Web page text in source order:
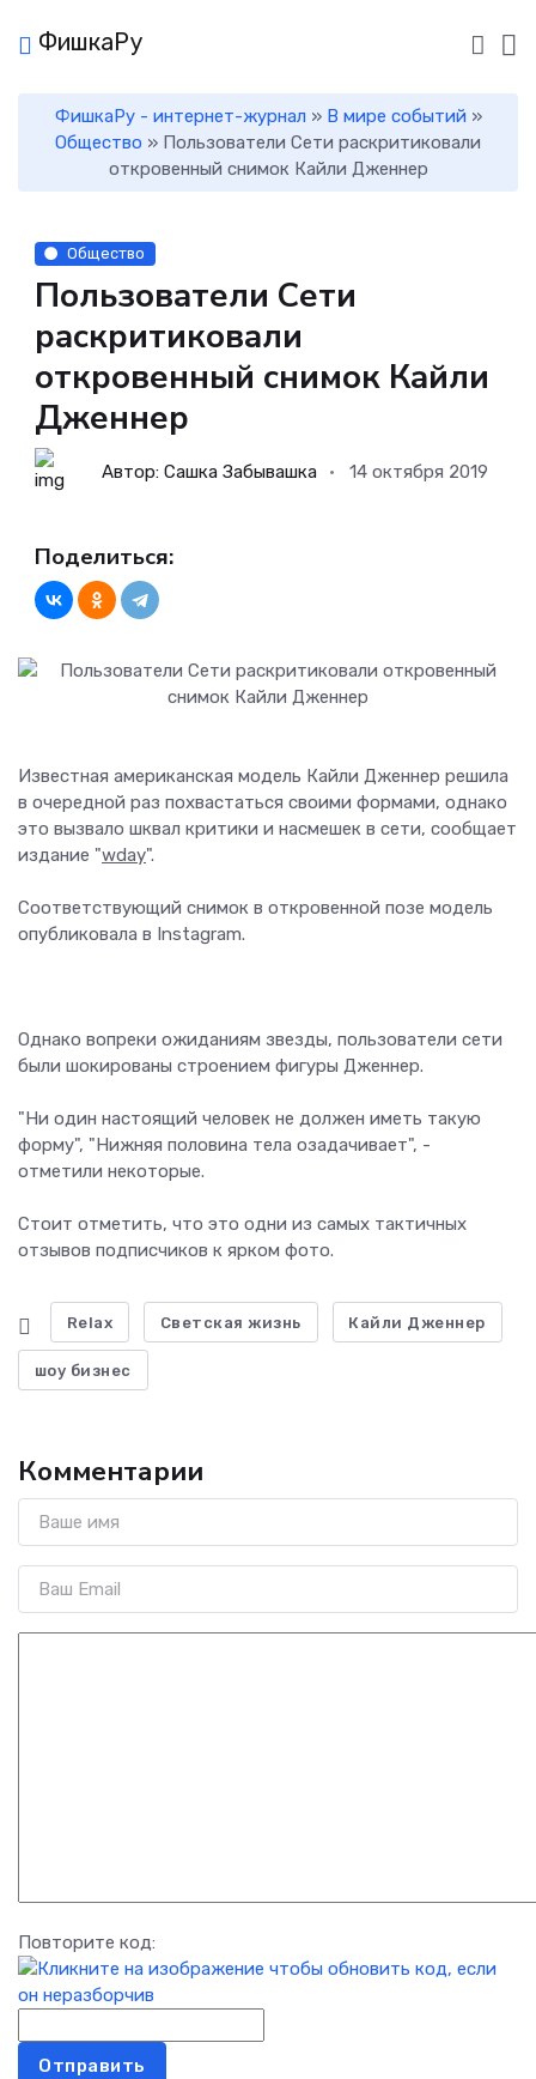
ФишкаРу
ФишкаРу - интернет-журнал » В мире событий »
Общество » Пользователи Сети раскритиковали
откровенный снимок Кайли Дженнер
Общество
Пользователи Сети
раскритиковали
откровенный снимок Кайли
Дженнер
Автор: Сашка Забывашка 14 октября 2019
Поделиться:
Известная американская модель Кайли Дженнер решила
в очередной раз похвастаться своими формами, однако
это вызвало шквал критики и насмешек в сети, сообщает
издание "wday".
Соответствующий снимок в откровенной позе модель
опубликовала в Instagram.
Однако вопреки ожиданиям звезды, пользователи сети
были шокированы строением фигуры Дженнер.
"Ни один настоящий человек не должен иметь такую ​​
форму", "Нижняя половина тела озадачивает", -
отметили некоторые.
Стоит отметить, что это одни из самых тактичных
отзывов подписчиков к ярком фото.
Relax Светская жизнь Кайли Дженнер
шоу бизнес
Комментарии
Повторите код:
Отправить